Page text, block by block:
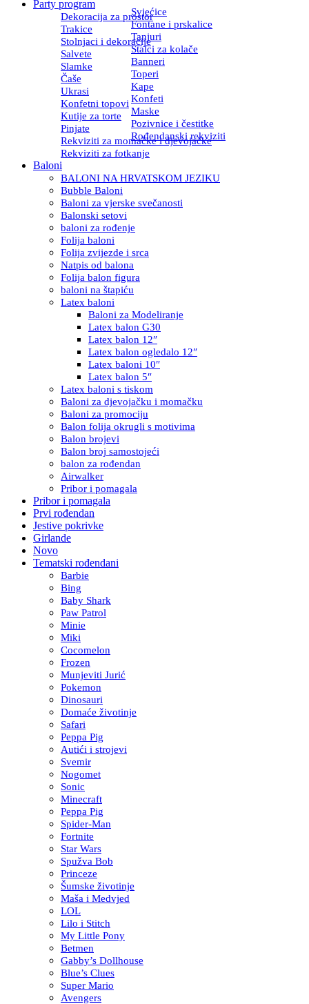
Party program
Dekoracija za prostor
Svjećice
Trakice
Fontane i prskalice
Stolnjaci i dekoracije
Tanjuri
Salvete
Stalci za kolače
Slamke
Banneri
Čaše
Toperi
Ukrasi
Kape
Konfetni topovi Konfeti
Kutije za torte
Maske
Pinjate
Pozivnice i čestitke
Rekviziti za momačke i djevojačke
Rođendanski rekviziti
Rekviziti za fotkanje
Baloni
BALONI NA HRVATSKOM JEZIKU
Bubble Baloni
Baloni za vjerske svečanosti
Balonski setovi
baloni za rođenje
Folija baloni
Folija zvijezde i srca
Natpis od balona
Folija balon figura
baloni na štapiću
Latex baloni
Baloni za Modeliranje
Latex balon G30
Latex balon 12″
Latex balon ogledalo 12″
Latex baloni 10″
Latex balon 5″
Latex baloni s tiskom
Baloni za djevojačku i momačku
Baloni za promociju
Balon folija okrugli s motivima
Balon brojevi
Balon broj samostojeći
balon za rođendan
Airwalker
Pribor i pomagala
Pribor i pomagala
Prvi rođendan
Jestive pokrivke
Girlande
Novo
Tematski rođendani
Barbie
Bing
Baby Shark
Paw Patrol
Minie
Miki
Cocomelon
Frozen
Munjeviti Jurić
Pokemon
Dinosauri
Domaće životinje
Safari
Peppa Pig
Autići i strojevi
Svemir
Nogomet
Sonic
Minecraft
Peppa Pig
Spider-Man
Fortnite
Star Wars
Spužva Bob
Princeze
Šumske životinje
Maša i Medvjed
LOL
Lilo i Stitch
My Little Pony
Betmen
Gabby’s Dollhouse
Blue’s Clues
Super Mario
Avengers